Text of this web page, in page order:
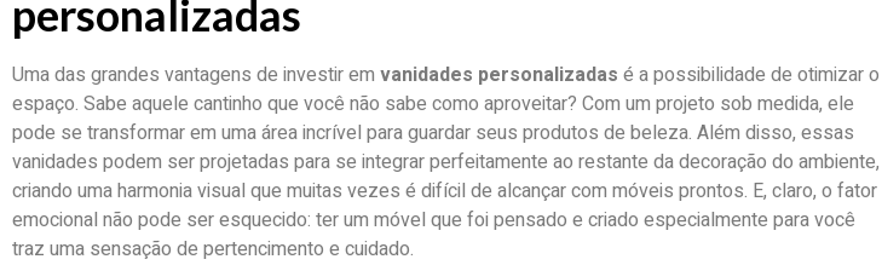
personalizadas
Uma das grandes vantagens de investir em vanidades personalizadas é a possibilidade de otimizar o
espaço. Sabe aquele cantinho que você não sabe como aproveitar? Com um projeto sob medida, ele
pode se transformar em uma área incrível para guardar seus produtos de beleza. Além disso, essas
vanidades podem ser projetadas para se integrar perfeitamente ao restante da decoração do ambiente,
criando uma harmonia visual que muitas vezes é difícil de alcançar com móveis prontos. E, claro, o fator
emocional não pode ser esquecido: ter um móvel que foi pensado e criado especialmente para você
traz uma sensação de pertencimento e cuidado.